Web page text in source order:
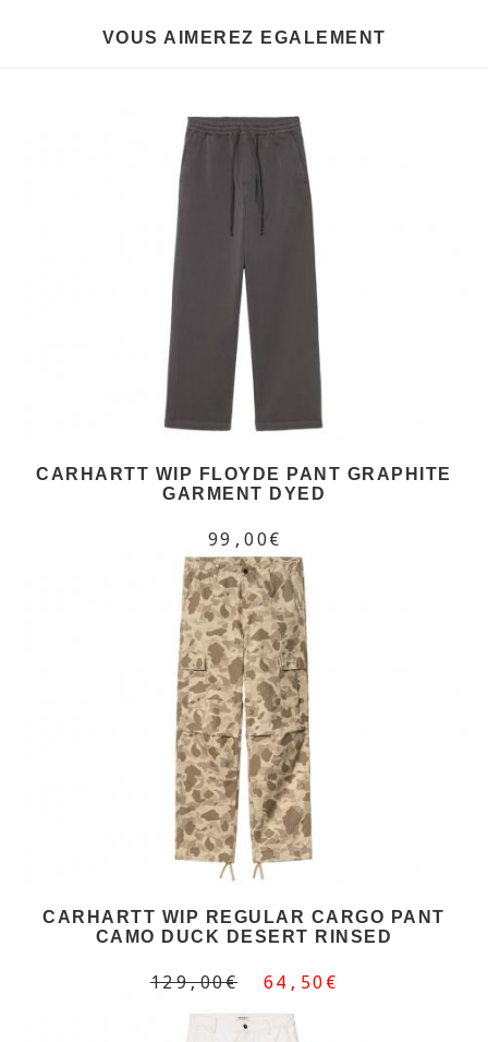
VOUS AIMEREZ EGALEMENT
CARHARTT WIP FLOYDE PANT GRAPHITE
GARMENT DYED
99,00€
CARHARTT WIP REGULAR CARGO PANT
CAMO DUCK DESERT RINSED
129,00€ 64,50€